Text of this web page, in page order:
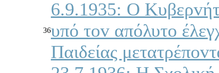
36
6.9.1935: Ο
υπό τov απόλυτo
Παιδείας